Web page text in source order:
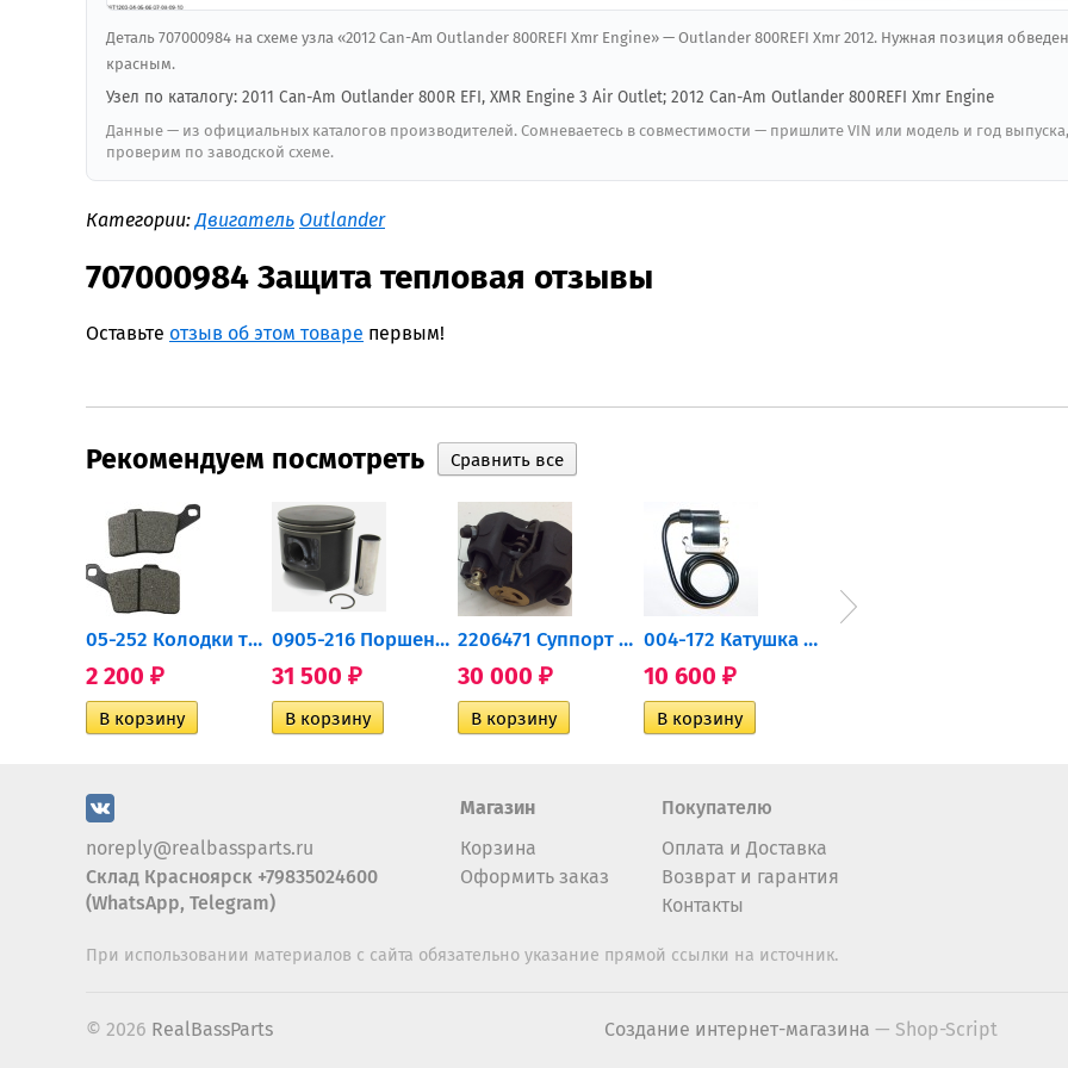
Деталь 707000984 на схеме узла «2012 Can-Am Outlander 800REFI Xmr Engine» — Outlander 800REFI Xmr 2012. Нужная позиция
красным.
Узел по каталогу: 2011 Can-Am Outlander 800R EFI, XMR Engine 3 Air Outlet; 2012 Can-Am Outlander 800REFI Xmr Engine
Данные — из официальных каталогов производителей. Сомневаетесь в совместимости — пришлите VIN или модель и год выпуска,
проверим по заводской схеме.
Категории:Двигатель Outlander
707000984 Защита тепловая отзывы
Оставьте отзыв об этом товаре первым!
Рекомендуем посмотреть
05-252 Колодки тормозные...
2 200 ₽
0905-216 Поршень Arctic Cat...
31 500 ₽
2206471 Суппорт тормозной...
30 000 ₽
004-172 Катушка зажигания...
10 600 ₽
noreply@realbassparts.ru
Склад Красноярск +79835024600
(WhatsApp, Telegram)
Магазин
Корзина
Оформить заказ
Покупателю
Оплата и Доставка
Возврат и гарантия
Контакты
При использовании материалов с сайта обязательно указание прямой ссылки на источник.
© 2026 RealBassParts Создание интернет-магазина — Shop-Script